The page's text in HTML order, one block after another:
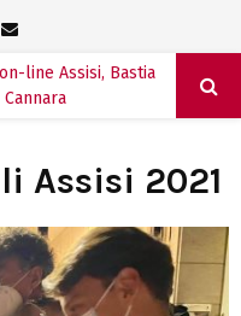
Email
Assisi 2021